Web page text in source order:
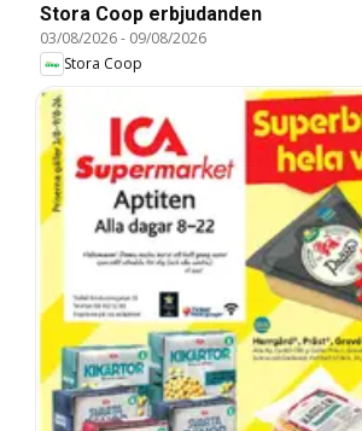
Stora Coop erbjudanden
03/08/2026- 09/08/2026
Stora Coop